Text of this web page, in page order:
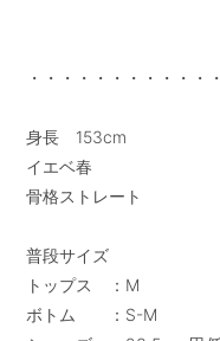
・・・・・・・・・・・
身長　153cm
イエベ春
骨格ストレート
普段サイズ
トップス　：M
ボトム　　：S-M